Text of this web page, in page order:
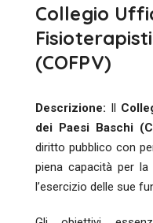
Collegio
(COFPV)
Descrizione: Il
dei Paesi Baschi
diritto pubblico con
piena capacità per
l’esercizio delle sue